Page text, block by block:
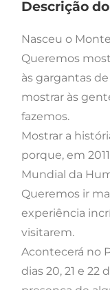
Descrição
Nasceu o
Queremos
às gargantas
mostrar às
fazemos.
Mostrar a
porque, em
Mundial da
Queremos ir
experiência
visitarem.
Acontecerá no
dias 20, 21 e 22